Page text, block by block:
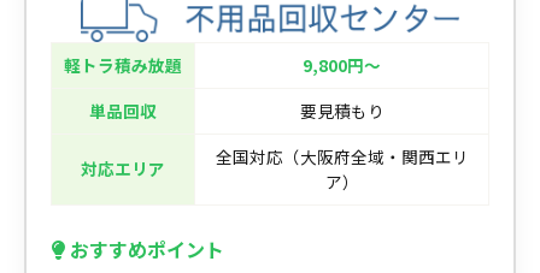
軽トラ積み放題
9,800円〜
単品回収
要見積もり
対応エリア
全国対応（大阪府全域・関西エリ
ア）
おすすめポイント